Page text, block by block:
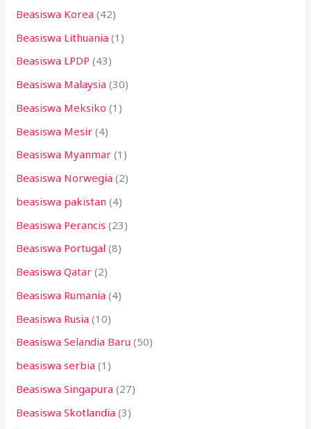
Beasiswa Korea (42)
Beasiswa Lithuania (1)
Beasiswa LPDP (43)
Beasiswa Malaysia (30)
Beasiswa Meksiko (1)
Beasiswa Mesir (4)
Beasiswa Myanmar (1)
Beasiswa Norwegia (2)
beasiswa pakistan (4)
Beasiswa Perancis (23)
Beasiswa Portugal (8)
Beasiswa Qatar (2)
Beasiswa Rumania (4)
Beasiswa Rusia (10)
Beasiswa Selandia Baru (50)
beasiswa serbia (1)
Beasiswa Singapura (27)
Beasiswa Skotlandia (3)